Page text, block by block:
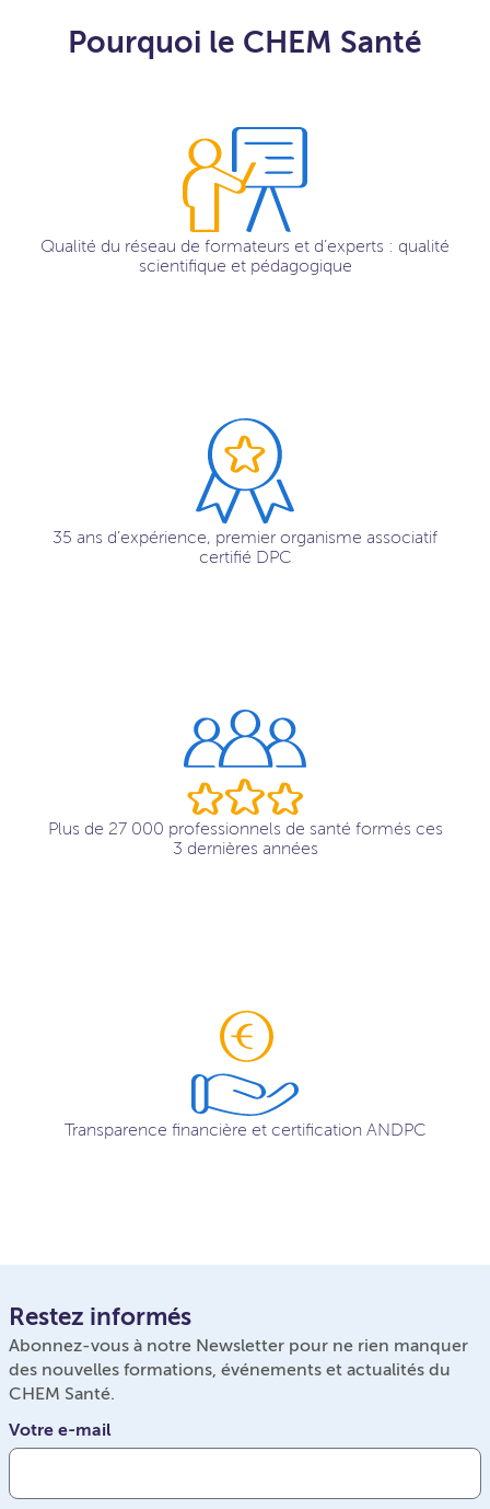
Pourquoi le CHEM Santé
Qualité du réseau de formateurs et d’experts : qualité
scientifique et pédagogique
35 ans d’expérience, premier organisme associatif
certifié DPC
Plus de 27 000 professionnels de santé formés ces
3 dernières années
Transparence financière et certification ANDPC
Restez informés
Abonnez-vous à notre Newsletter pour ne rien manquer
des nouvelles formations, événements et actualités du
CHEM Santé.
Votre e-mail